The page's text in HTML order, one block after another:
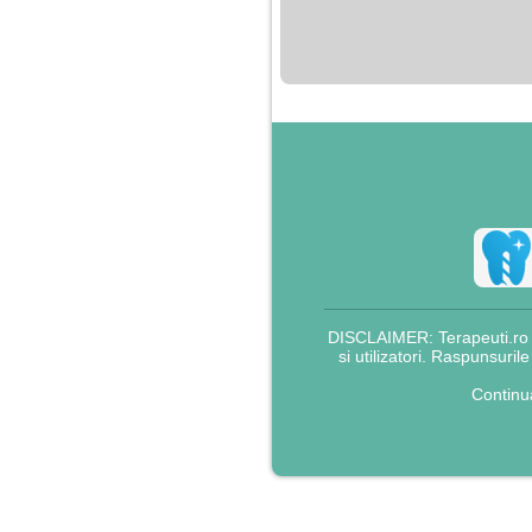
pentru bani.
DISCLAIMER:
si utilizatori.